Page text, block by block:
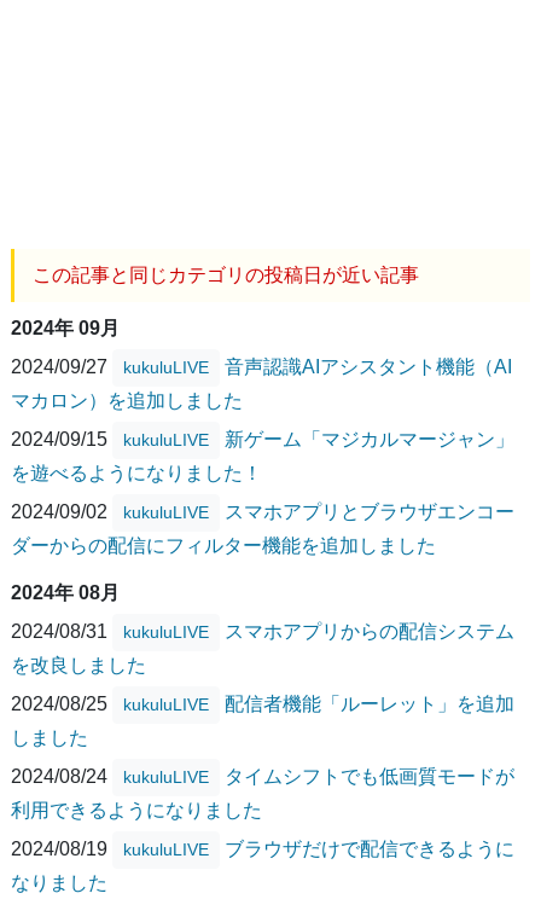
この記事と同じカテゴリの投稿日が近い記事
2024年 09月
2024/09/27
kukuluLIVE
音声認識AIアシスタント機能（AI
マカロン）を追加しました
2024/09/15
kukuluLIVE
新ゲーム「マジカルマージャン」
を遊べるようになりました！
2024/09/02
kukuluLIVE
スマホアプリとブラウザエンコー
ダーからの配信にフィルター機能を追加しました
2024年 08月
2024/08/31
kukuluLIVE
スマホアプリからの配信システム
を改良しました
2024/08/25
kukuluLIVE
配信者機能「ルーレット」を追加
しました
2024/08/24
kukuluLIVE
タイムシフトでも低画質モードが
利用できるようになりました
2024/08/19
kukuluLIVE
ブラウザだけで配信できるように
なりました